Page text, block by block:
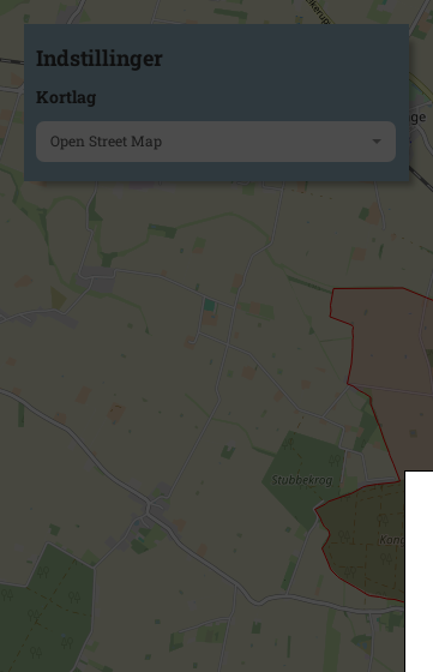
Indstillinger
Kortlag
Open Street Map